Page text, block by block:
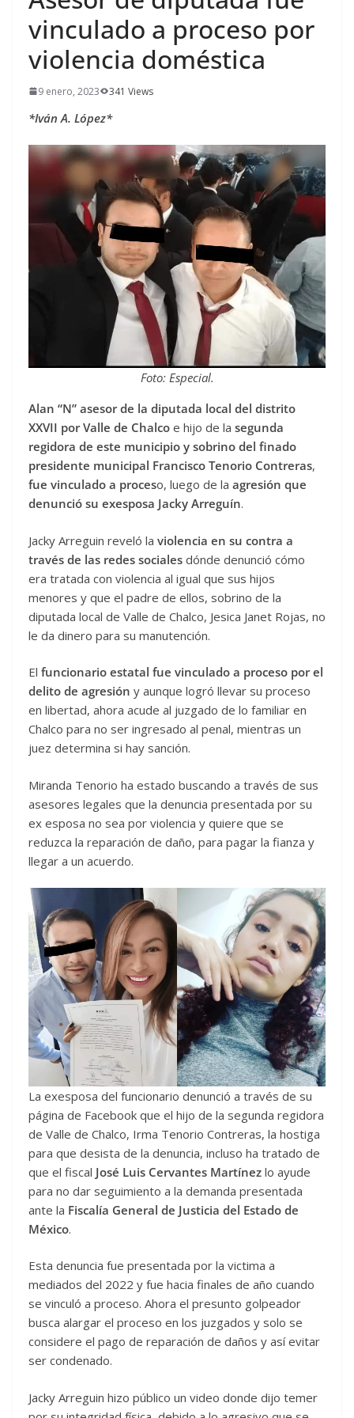
vinculado a proceso por
violencia doméstica
9 enero, 2023 341 Views
*Iván A. López*
Foto: Especial.
Alan “N” asesor de la diputada local del distrito
XXVII por Valle de Chalco e hijo de la segunda
regidora de este municipio y sobrino del finado
presidente municipal Francisco Tenorio Contreras,
fue vinculado a proceso, luego de la agresión que
denunció su exesposa Jacky Arreguín.
Jacky Arreguin reveló la violencia en su contra a
través de las redes sociales dónde denunció cómo
era tratada con violencia al igual que sus hijos
menores y que el padre de ellos, sobrino de la
diputada local de Valle de Chalco, Jesica Janet Rojas, no
le da dinero para su manutención.
El funcionario estatal fue vinculado a proceso por el
delito de agresión y aunque logró llevar su proceso
en libertad, ahora acude al juzgado de lo familiar en
Chalco para no ser ingresado al penal, mientras un
juez determina si hay sanción.
Miranda Tenorio ha estado buscando a través de sus
asesores legales que la denuncia presentada por su
ex esposa no sea por violencia y quiere que se
reduzca la reparación de daño, para pagar la fianza y
llegar a un acuerdo.
La exesposa del funcionario denunció a través de su
página de Facebook que el hijo de la segunda regidora
de Valle de Chalco, Irma Tenorio Contreras, la hostiga
para que desista de la denuncia, incluso ha tratado de
que el fiscal José Luis Cervantes Martínez lo ayude
para no dar seguimiento a la demanda presentada
ante la Fiscalía General de Justicia del Estado de
México.
Esta denuncia fue presentada por la victima a
mediados del 2022 y fue hacia finales de año cuando
se vinculó a proceso. Ahora el presunto golpeador
busca alargar el proceso en los juzgados y solo se
considere el pago de reparación de daños y así evitar
ser condenado.
Jacky Arreguin hizo público un video donde dijo temer